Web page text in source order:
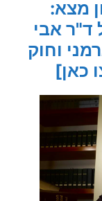
מצא:
ד"ר אבי
וחוק
כאן]